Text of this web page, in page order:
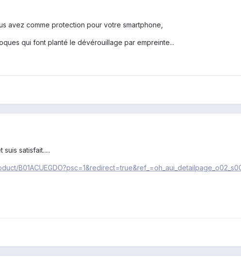
avez comme protection pour votre smartphone,
qui font planté le dévérouillage par empreinte...
satisfait.....